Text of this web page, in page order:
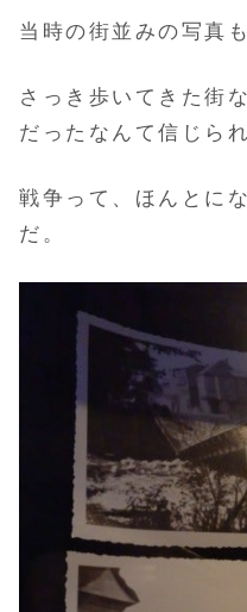
当時の街並みの写真
さっき歩いてきた街
だったなんて信じら
戦争って、ほんとに
だ。